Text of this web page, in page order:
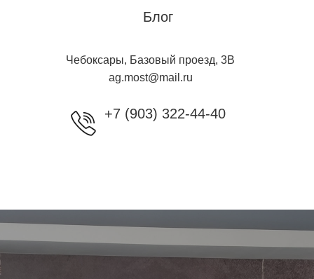
+7 (903) 322-44-40
Блог
Чебоксары, Базовый проезд, 3B
ag.most@mail.ru